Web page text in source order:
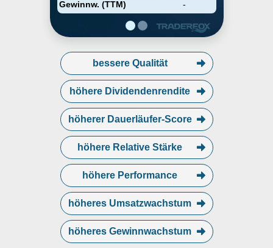
Gewinnw. (TTM)
-
bessere Qualität
höhere Dividendenrendite
höherer Dauerläufer-Score
höhere Relative Stärke
höhere Performance
höheres Umsatzwachstum
höheres Gewinnwachstum